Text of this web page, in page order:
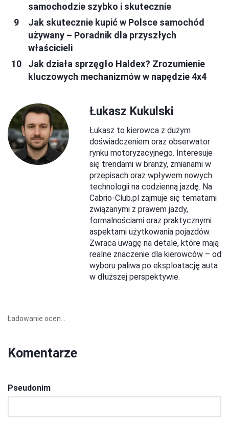
samochodzie szybko i skutecznie
Jak skutecznie kupić w Polsce samochód
używany – Poradnik dla przyszłych
właścicieli
Jak działa sprzęgło Haldex? Zrozumienie
kluczowych mechanizmów w napędzie 4x4
Łukasz Kukulski
Łukasz to kierowca z dużym
doświadczeniem oraz obserwator
rynku motoryzacyjnego. Interesuje
się trendami w branży, zmianami w
przepisach oraz wpływem nowych
technologii na codzienną jazdę. Na
Cabrio-Club.pl zajmuje się tematami
związanymi z prawem jazdy,
formalnościami oraz praktycznymi
aspektami użytkowania pojazdów.
Zwraca uwagę na detale, które mają
realne znaczenie dla kierowców – od
wyboru paliwa po eksploatację auta
w dłuższej perspektywie.
Ładowanie ocen...
Komentarze
Pseudonim